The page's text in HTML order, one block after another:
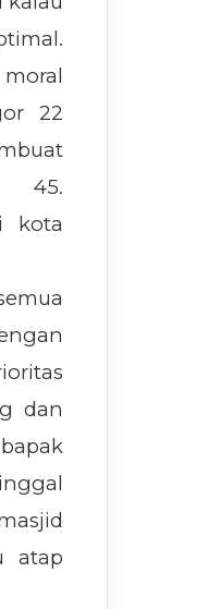
22
45.
kota
dan
atap